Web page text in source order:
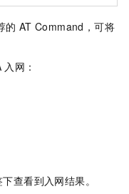
的 AT Command，可将
入网：
查看到入网结果。